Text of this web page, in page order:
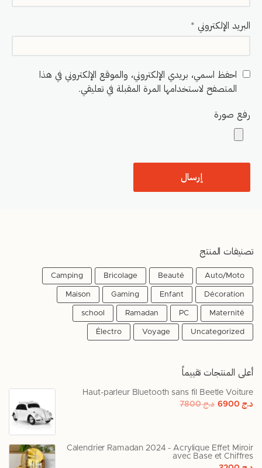
البريد الإلكتروني *
احفظ اسمي، بريدي الإلكتروني، والموقع الإلكتروني في هذا
المتصفح لاستخدامها المرة المقبلة في تعليقي.
رفع صورة
تصنيفات المنتج
Auto/Moto
Beauté
Bricolage
Camping
Décoration
Enfant
Gaming
Maison
Maternité
PC
Ramadan
school
Uncategorized
Voyage
Électro
أعلى المنتجات تقييماً
Haut-parleur Bluetooth sans fil Beetle Voiture
د.ج6900 د.ج7800
Calendrier Ramadan 2024 - Acrylique Effet Miroir
avec Base et Chiffres